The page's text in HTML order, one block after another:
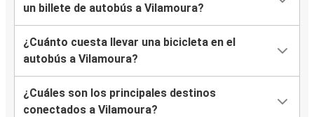
un billete de autobús a Vilamoura?
¿Cuánto cuesta llevar una bicicleta en el
autobús a Vilamoura?
¿Cuáles son los principales destinos
conectados a Vilamoura?